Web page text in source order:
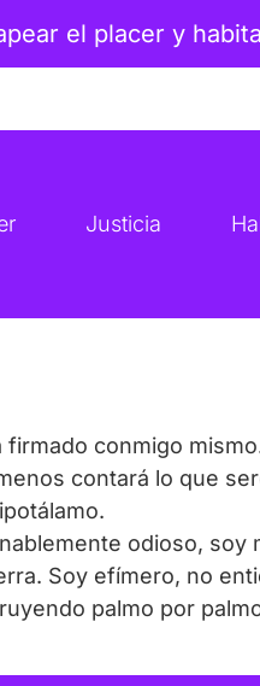
el placer y
Justicia
conmigo
contará lo que
odioso,
Soy efímero, no
palmo por